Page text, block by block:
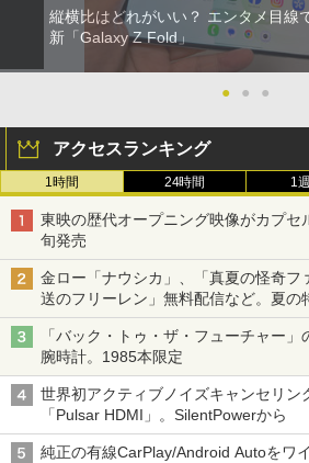
縦横比はどれがいい？ エンタメ目線
新「Galaxy Z Fold」
● ● ●
アクセスランキング
1時間 24時間 1
東映の歴代オープニング映像がカプセ
旬発売
金ロー「ナウシカ」、「真夏の怪奇フ
送のフリーレン」無料配信など。夏の
「バック・トゥ・ザ・フューチャー
腕時計。1985本限定
世界初アクティブノイズキャンセリン
「Pulsar HDMI」。SilentPowerから
純正の有線CarPlay/Android Autoをワ